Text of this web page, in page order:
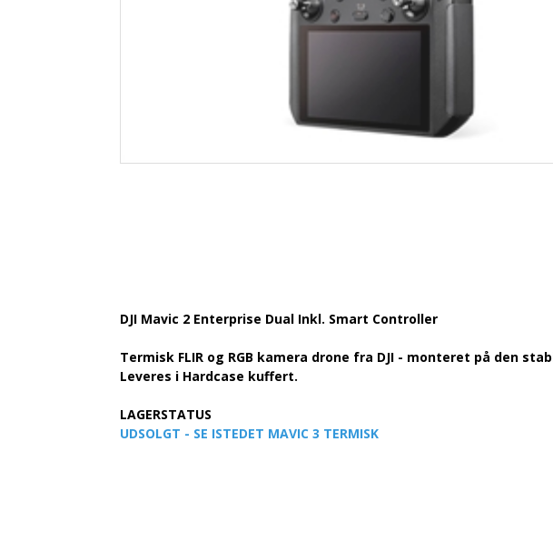
DJI Mavic 2 Enterprise Dual Inkl. Smart Controller
Termisk FLIR og RGB kamera drone fra DJI - monteret på den
Leveres i Hardcase kuffert.
LAGERSTATUS
UDSOLGT - SE ISTEDET MAVIC 3 TERMISK